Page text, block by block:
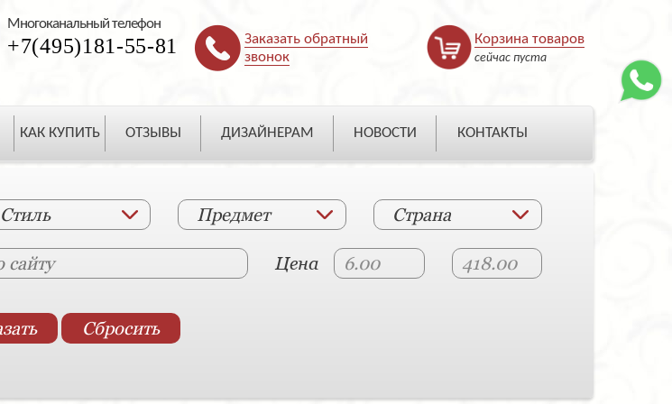
Многоканальный телефон
+7(495)181-55-81
Заказать обратный
звонок
Корзина товаров
сейчас пуста
КАК КУПИТЬ ОТЗЫВЫ ДИЗАЙНЕРАМ НОВОСТИ КОНТАКТЫ
Стиль Предмет Страна
Цена